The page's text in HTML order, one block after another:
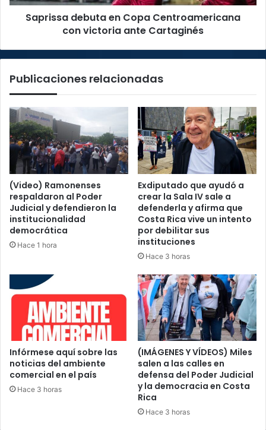
Cartaginés
Saprissa debuta en Copa Centroamericana
con victoria ante Cartaginés
Publicaciones relacionadas
(Video) Ramonenses
respaldaron al Poder
Judicial y defendieron la
institucionalidad
democrática
Hace 1 hora
Exdiputado que ayudó a
crear la Sala IV sale a
defenderla y afirma que
Costa Rica vive un intento
por debilitar sus
instituciones
Hace 3 horas
Infórmese aquí sobre las
noticias del ambiente
comercial en el país
Hace 3 horas
(IMÁGENES Y VÍDEOS) Miles
salen a las calles en
defensa del Poder Judicial
y la democracia en Costa
Rica
Hace 3 horas